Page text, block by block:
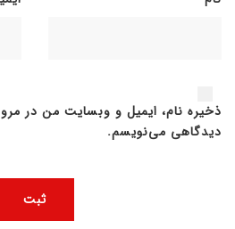
ذخیره نام، ایمیل و وبسایت من در
دیدگاهی می‌نویسم.